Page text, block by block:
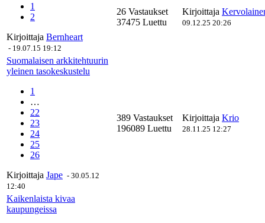
1
2
Kirjoittaja Bernheart
- 19.07.15 19:12
26 Vastaukset
37475 Luettu
Kirjoittaja
09.12.25 20:26
Suomalaisen arkkitehtuurin
yleinen tasokeskustelu
1
…
22
23
24
25
26
Kirjoittaja Jape - 30.05.12
12:40
389 Vastaukset
196089 Luettu
Kirjoittaja Krio
28.11.25 12:27
Kaikenlaista kivaa
kaupungeissa